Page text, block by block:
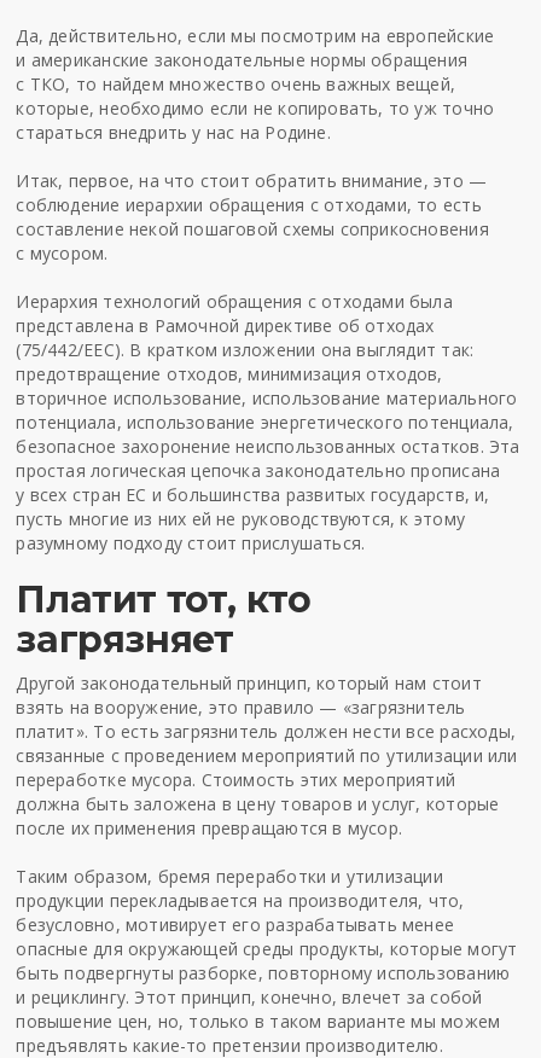
Да, действительно, если мы посмотрим на европейские
и американские законодательные нормы обращения
с ТКО, то найдем множество очень важных вещей,
которые, необходимо если не копировать, то уж точно
стараться внедрить у нас на Родине.
Итак, первое, на что стоит обратить внимание, это —
соблюдение иерархии обращения с отходами, то есть
составление некой пошаговой схемы соприкосновения
с мусором.
Иерархия технологий обращения с отходами была
представлена в Рамочной директиве об отходах
(75/442/EEC). В кратком изложении она выглядит так:
предотвращение отходов, минимизация отходов,
вторичное использование, использование материального
потенциала, использование энергетического потенциала,
безопасное захоронение неиспользованных остатков. Эта
простая логическая цепочка законодательно прописана
у всех стран ЕС и большинства развитых государств, и,
пусть многие из них ей не руководствуются, к этому
разумному подходу стоит прислушаться.
Платит тот, кто
загрязняет
Другой законодательный принцип, который нам стоит
взять на вооружение, это правило — «загрязнитель
платит». То есть загрязнитель должен нести все расходы,
связанные с проведением мероприятий по утилизации или
переработке мусора. Стоимость этих мероприятий
должна быть заложена в цену товаров и услуг, которые
после их применения превращаются в мусор.
Таким образом, бремя переработки и утилизации
продукции перекладывается на производителя, что,
безусловно, мотивирует его разрабатывать менее
опасные для окружающей среды продукты, которые могут
быть подвергнуты разборке, повторному использованию
и рециклингу. Этот принцип, конечно, влечет за собой
повышение цен, но, только в таком варианте мы можем
предъявлять какие-то претензии производителю.